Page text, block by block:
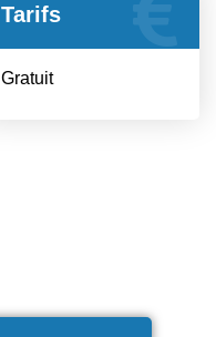
Tarifs
Gratuit